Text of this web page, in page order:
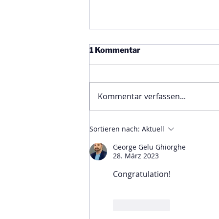
Ägyptische Botschaft
bekräftigt die enge
Freundschaft zwischen
1 Kommentar
Kommentar verfassen...
Sortieren nach: Aktuell
George Gelu Ghiorghe
28. März 2023
Congratulation!